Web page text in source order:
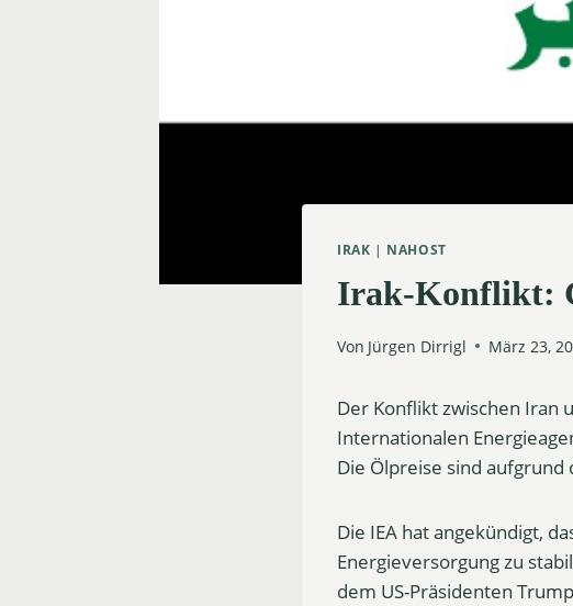
IRAK | NAHOST
Irak-Konflikt:
Von Jürgen Dirrigl März 23,
Der Konflikt zwischen Iran
Internationalen
Die Ölpreise sind aufgrund
Die IEA hat angekündigt,
Energieversorgung zu
dem US-Präsidenten